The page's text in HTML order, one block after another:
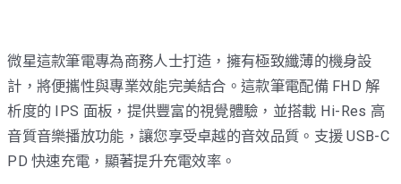
微星這款筆電專為商務人士打造，擁有極致纖薄的機身設
計，將便攜性與專業效能完美結合。這款筆電配備 FHD 解
析度的 IPS 面板，提供豐富的視覺體驗，並搭載 Hi-Res 高
音質音樂播放功能，讓您享受卓越的音效品質。支援 USB-C
PD 快速充電，顯著提升充電效率。